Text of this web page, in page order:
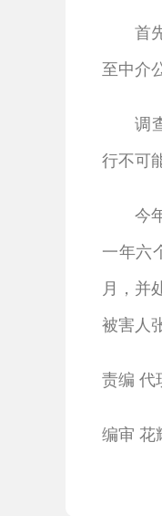
首先
至中介
调查
行不可
今年7
一年六
月，并
被害人
责编 代
编审 花